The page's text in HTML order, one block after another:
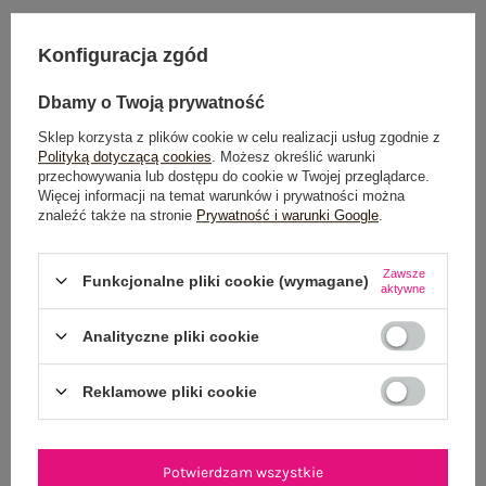
Dostawa od 7,99 zł
Do darmowej dostawy brakuje
Zamów w ciągu07:07:05 sek.,
a wyślemy jeszcze dzisiaj!
100 dni na zwrot
GŁÓWNE PARAMETRY
OPINIE O PRODUKCIE (32)
Konfiguracja zgód
Dbamy o Twoją prywatność
Sklep korzysta z plików cookie w celu realizacji usług zgodnie z
Polityką dotyczącą cookies . Możesz określić warunki
przechowywania lub dostępu do cookie w Twojej przeglądarce.
Więcej informacji na temat warunków i prywatności można
znaleźć także na stronie Prywatność i warunki Google
Funkcjonalne pliki cookie (wymagane) Zawsze
aktywne
Analityczne pliki cookie
Reklamowe pliki cookie
Potwierdzam wszystkie